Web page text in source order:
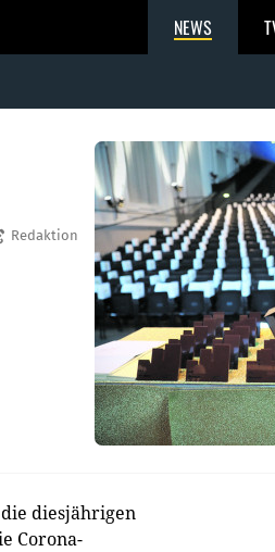
NEWS
Redaktion
diesjährigen
Corona-